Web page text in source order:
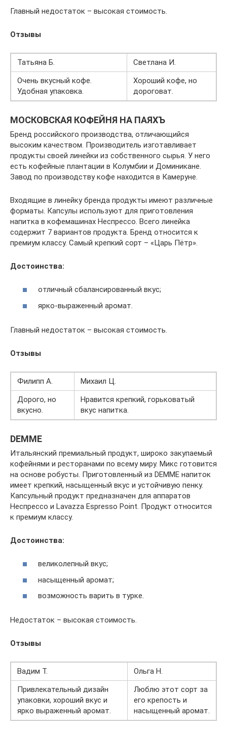
Главный недостаток – высокая стоимость.
Отзывы
Татьяна Б.
Светлана И.
Очень вкусный кофе.
Удобная упаковка.
Хороший кофе, но
дороговат.
МОСКОВСКАЯ КОФЕЙНЯ НА ПАЯХЪ
Бренд российского производства, отличающийся
высоким качеством. Производитель изготавливает
продукты своей линейки из собственного сырья. У него
есть кофейные плантации в Колумбии и Доминикане.
Завод по производству кофе находится в Камеруне.
Входящие в линейку бренда продукты имеют различные
форматы. Капсулы используют для приготовления
напитка в кофемашинах Неспрессо. Всего линейка
содержит 7 вариантов продукта. Бренд относится к
премиум классу. Самый крепкий сорт – «Царь Пётр».
Достоинства:
отличный сбалансированный вкус;
ярко-выраженный аромат.
Главный недостаток – высокая стоимость.
Отзывы
Филипп А.
Михаил Ц.
Дорого, но
вкусно.
Нравится крепкий, горьковатый
вкус напитка.
DEMME
Итальянский премиальный продукт, широко закупаемый
кофейнями и ресторанами по всему миру. Микс готовится
на основе робусты. Приготовленный из DEMME напиток
имеет крепкий, насыщенный вкус и устойчивую пенку.
Капсульный продукт предназначен для аппаратов
Неспрессо и Lavazza Espresso Point. Продукт относится
к премиум классу.
Достоинства:
великолепный вкус;
насыщенный аромат;
возможность варить в турке.
Недостаток – высокая стоимость.
Отзывы
Вадим Т.
Ольга Н.
Привлекательный дизайн
упаковки, хороший вкус и
ярко выраженный аромат.
Люблю этот сорт за
его крепость и
насыщенный аромат.